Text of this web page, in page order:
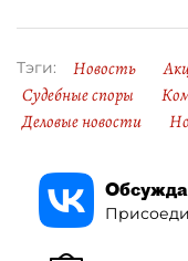
Тэги: Новость
Судебные споры
Деловые новости